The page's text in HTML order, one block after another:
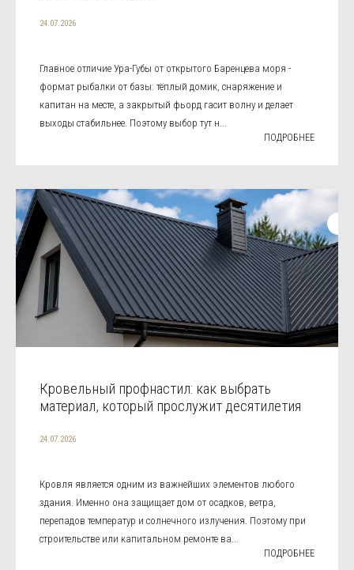
24.07.2026
Главное отличие Ура-Губы от открытого Баренцева моря -
формат рыбалки от базы: тёплый домик, снаряжение и
капитан на месте, а закрытый фьорд гасит волну и делает
выходы стабильнее. Поэтому выбор тут н...
ПОДРОБНЕЕ
Кровельный профнастил: как выбрать
материал, который прослужит десятилетия
24.07.2026
Кровля является одним из важнейших элементов любого
здания. Именно она защищает дом от осадков, ветра,
перепадов температур и солнечного излучения. Поэтому при
строительстве или капитальном ремонте ва...
ПОДРОБНЕЕ